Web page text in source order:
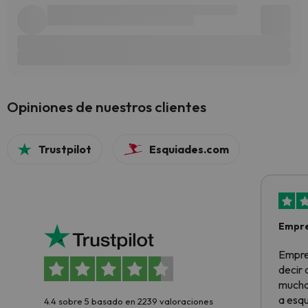
Opiniones de nuestros clientes
Trustpilot Esquiades.com
4.4 sobre 5 basado en 2239 valoraciones
decir
a